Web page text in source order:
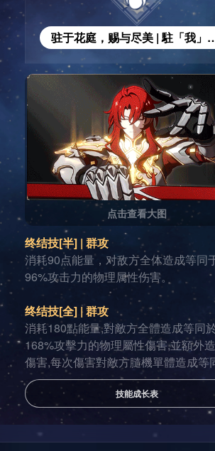
驻于花庭，赐与尽美
点击查看大图
终结技[半] | 群攻
消耗90点能量，对敌方全体造成等同
96%攻击力的物理属性伤害。
终结技[全] | 群攻
消耗180點能量,對敵方全體造成等同
168%攻擊力的物理屬性傷害,並額外
傷害,每次傷害對敵方膸機單體造成等
枝57%攻擊力的物理屬性傷害。
技能成长表